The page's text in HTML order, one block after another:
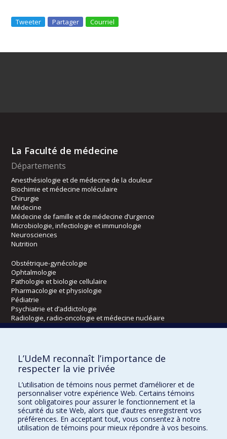
Tweeter Partager Courriel
La Faculté de médecine
Départements
Anesthésiologie et de médecine de la douleur
Biochimie et médecine moléculaire
Chirurgie
Médecine
Médecine de famille et de médecine d’urgence
Microbiologie, infectiologie et immunologie
Neurosciences
Nutrition
Obstétrique-gynécologie
Ophtalmologie
Pathologie et biologie cellulaire
Pharmacologie et physiologie
Pédiatrie
Psychiatrie et d’addictologie
Radiologie, radio-oncologie et médecine nucléaire
Kinésiologie et des sciences de l’activité physique
Orthophonie et audiologie
Réadaptation
Directions
DPC
CPASS
L’UdeM reconnaît l’importance de
respecter la vie privée
L’utilisation de témoins nous permet d’améliorer et de
personnaliser votre expérience Web. Certains témoins
sont obligatoires pour assurer le fonctionnement et la
sécurité du site Web, alors que d’autres enregistrent vos
préférences. En acceptant tout, vous consentez à notre
utilisation de témoins pour mieux répondre à vos besoins.